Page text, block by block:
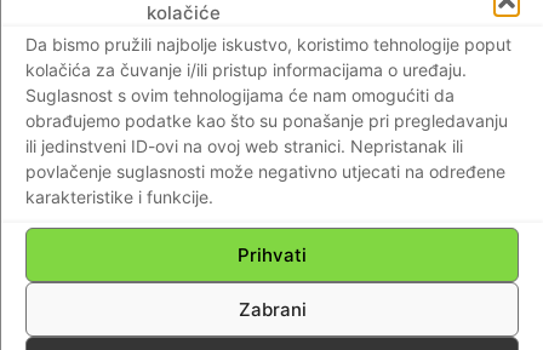
kolačiće
Da bismo pružili najbolje iskustvo, koristimo tehnologije poput
kolačića za čuvanje i/ili pristup informacijama o uređaju.
Suglasnost s ovim tehnologijama će nam omogućiti da
obrađujemo podatke kao što su ponašanje pri pregledavanju
ili jedinstveni ID-ovi na ovoj web stranici. Nepristanak ili
povlačenje suglasnosti može negativno utjecati na određene
karakteristike i funkcije.
Prihvati
Zabrani
7 8 9
Kontaktirajte nas
© Newspaper WordPress Theme by TagDiv